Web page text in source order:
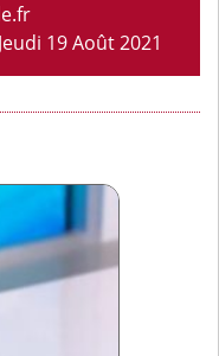
Jeudi 19 Août 2021